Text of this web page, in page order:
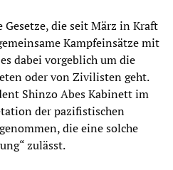
die seit März in Kraft
Kampfeinsätze mit
dabei vorgeblich um die
oder von Zivilisten geht.
Shinzo Abes Kabinett im
der pazifistischen
die eine solche
zulässt.